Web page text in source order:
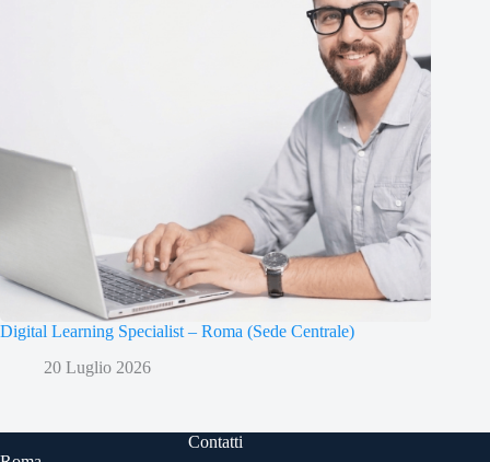
Digital Learning Specialist – Roma (Sede Centrale)
20 Luglio 2026
Contatti